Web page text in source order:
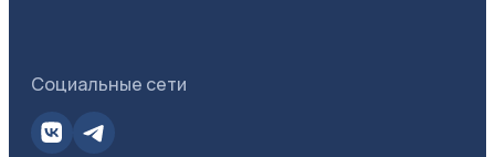
Социальные сети